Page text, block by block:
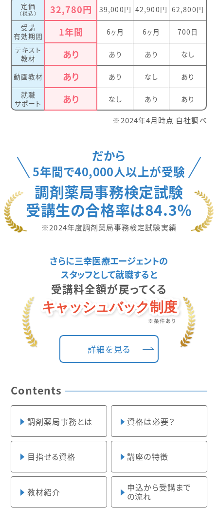
定価
（税込） 32,780円 39,000円 42,900円 62,800円
受講
有効期間
1年間 6ヶ月 6ヶ月
700日
テキスト
教材
あり あり あり なし
動画教材 あり あり なし
あり
就職
サポート
あり なし あり あり
※2024年4月時点 自社調べ
だから
5年間で40,000人以上が受験
調剤薬局事務検定試験
受講生の合格率は84.3％
※2024年度調剤薬局事務検定試験実績
さらに三幸医療エージェントの
スタッフとして就職すると
受講料全額が戻ってくる
※条件あり
詳細を見る
Contents
調剤薬局事務とは 資格は必要？
目指せる資格 講座の特徴
教材紹介 申込から受講まで
の流れ